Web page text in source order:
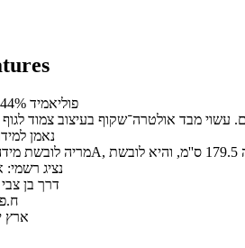
56% פוליאמיד 44% אלסטן
נאמן
נציג
דרך בן צבי 84, תל אביב
ח.פ 511199291
ארץ